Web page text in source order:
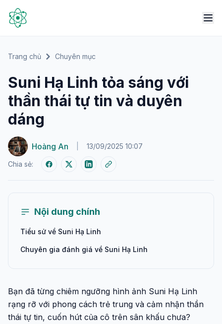
Trang chủ Chuyên mục
Suni Hạ Linh tỏa sáng với
thần thái tự tin và duyên
dáng
Hoàng An 13/09/2025 10:07
Chia sẻ:
Nội dung chính
Tiểu sử về Suni Hạ Linh
Chuyên gia đánh giá về Suni Hạ Linh
Bạn đã từng chiêm ngưỡng hình ảnh Suni Hạ Linh
rạng rỡ với phong cách trẻ trung và cảm nhận thần
thái tự tin, cuốn hút của cô trên sân khấu chưa?